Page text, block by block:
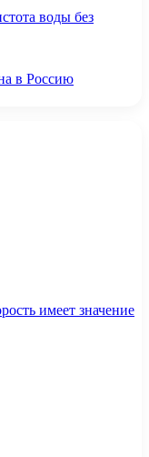
воды без
в Россию
имеет значение